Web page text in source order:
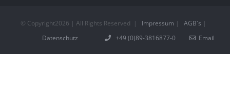
© Copyright2026 | All Rights Reserved | Impressum | AGB´s |
Datenschutz
+49 (0)89-3816877-0 Email